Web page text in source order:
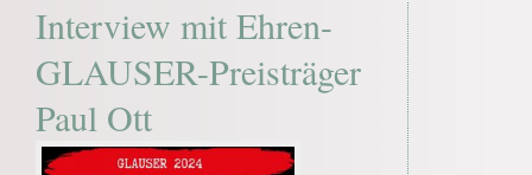
Interview mit Ehren-
GLAUSER-Preisträger
Paul Ott